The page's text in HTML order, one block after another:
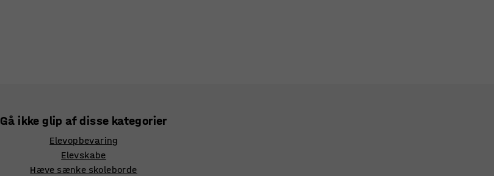
Gå ikke glip af disse kategorier
Elevopbevaring
Elevskabe
Hæve sænke skoleborde